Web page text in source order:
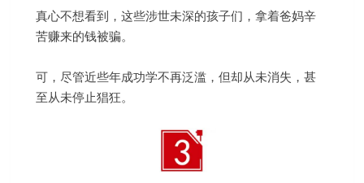
真心不想看到，这些涉世未深的孩子们，拿着爸妈辛
苦赚来的钱被骗。
可，尽管近些年成功学不再泛滥，但却从未消失，甚
至从未停止猖狂。